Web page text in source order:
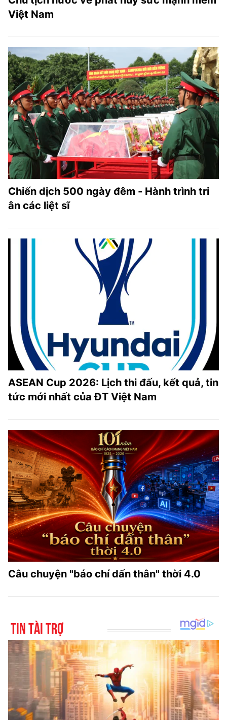
Việt Nam
Chiến dịch 500 ngày đêm - Hành trình tri
ân các liệt sĩ
ASEAN Cup 2026: Lịch thi đấu, kết quả, tin
tức mới nhất của ĐT Việt Nam
Câu chuyện "báo chí dấn thân" thời 4.0